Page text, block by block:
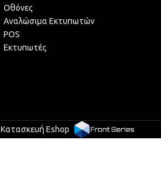
Οθόνες
Αναλώσιμα Εκτυπωτών
POS
Εκτυπωτές
Κατασκευή Eshop